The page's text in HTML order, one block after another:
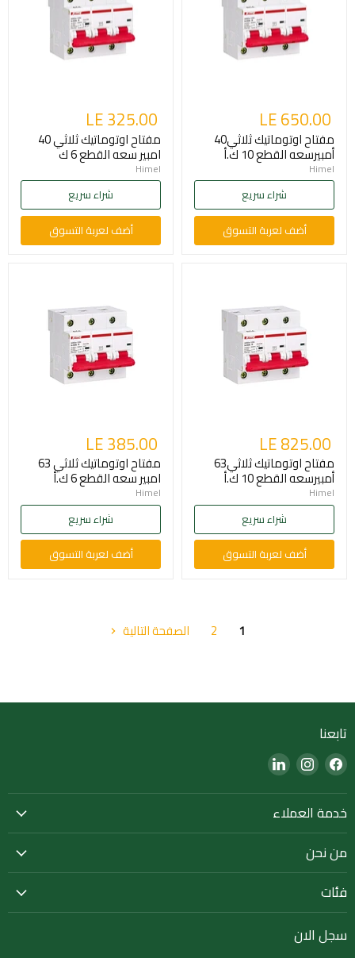
LE 650.00
مفتاح اوتوماتيك ثلاثي40
أمبيرسعه القطع 10 ك.أ
Himel
شراء سريع
أضف لعربة التسوق
LE 325.00
مفتاح اوتوماتيك ثلاثي 40
امبير سعه القطع 6 ك
Himel
شراء سريع
أضف لعربة التسوق
LE 825.00
مفتاح اوتوماتيك ثلاثي63
أمبيرسعه القطع 10 ك.أ
Himel
شراء سريع
أضف لعربة التسوق
LE 385.00
مفتاح اوتوماتيك ثلاثي 63
امبير سعه القطع 6 ك.أ
Himel
شراء سريع
أضف لعربة التسوق
1
2 الصفحة التالية
تابعنا
Find
us
on
Facebook
Find
us
on
Instagram
Find
on
خدمة العملاء
من نحن
فئات
سجل الان